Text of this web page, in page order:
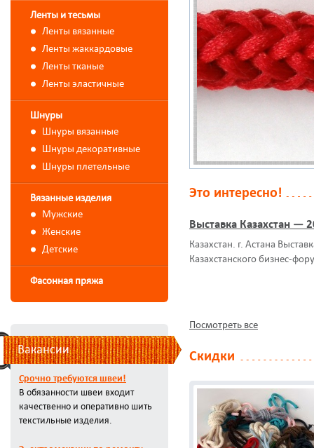
Ленты и тесьмы
Ленты вязанные
Ленты жаккардовые
Ленты тканые
Ленты эластичные
Шнуры
Шнуры вязанные
Шнуры декоративные
Шнуры плетельные
Вязанные изделия
Мужские
Женские
Детские
Фасонная пряжа
Вакансии
Срочно требуются швеи!
В обязанности швеи входит
качественно и оперативно шить
текстильные изделия.
Это интересно!
Выставка Казахстан —
Казахстан. г. Астана
Казахстанского бизнес-
Посмотреть все
Скидки